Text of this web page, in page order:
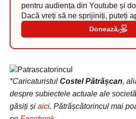
pentru audiența din Youtube și
Dacă vreți să ne sprijiniți, puteți
Donează
*Caricaturistul Costel Pătrășcan,
despre subiectele actuale ale
găsiți și aici. Pătrășcătorincul mai